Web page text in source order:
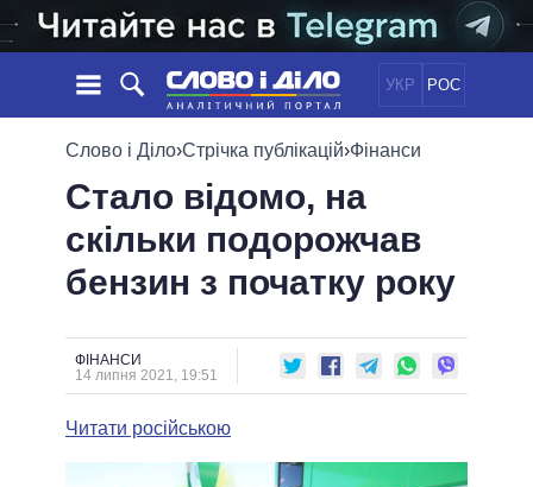
УКР РОС
НОВИНИ
СТРІЧКА
ПОДІЇ
СТАТТІ
ОГЛЯДИ
ДАЙДЖЕСТИ
ПОЛІТИКА
ЕКОНОМІКА
СУСПІЛЬСТВО
ОБIЦЯНКИ
ПОЛIТИКИ
ПРЕЗИДЕНТ І ОФІС
ВЕРХОВНА РАДА
МЕРИ МІСТ
ВІДЕО
ПОРІВНЯННЯ ПОЛІТИКІВ
Слово і Діло›Стрічка публікацій›Фінанси
Стало відомо, на
скільки подорожчав
бензин з початку року
ФІНАНСИ
14 липня 2021, 19:51
Читати російською